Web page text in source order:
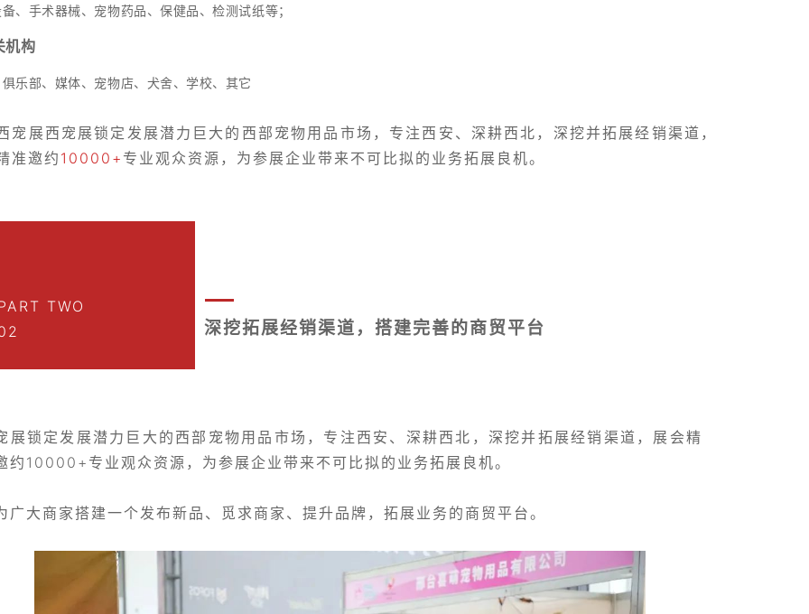
、手术器械、宠物药品、保健品、检测试纸等；
机构
乐部、媒体、宠物店、犬舍、学校、其它
宠展西宠展锁定发展潜力巨大的西部宠物用品市场，专注西安、深耕西北，深挖并拓展经销渠道，
准邀约10000+ 专业观众资源，为参展企业带来不可比拟的业务拓展良机。
TWO
深挖拓展经销渠道，搭建完善的商贸平台
展锁定发展潜力巨大的西部宠物用品市场，专注西安、深耕西北，深挖并拓展经销渠道，展会精
约10000+专业观众资源，为参展企业带来不可比拟的业务拓展良机。
广大商家搭建一个发布新品、觅求商家、提升品牌，拓展业务的商贸平台。